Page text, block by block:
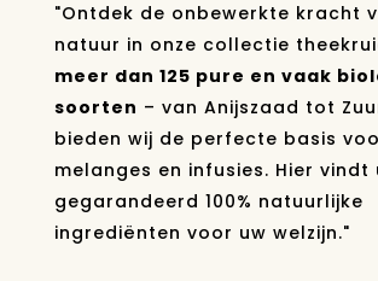
"Ontdek de onbewerkte kracht
natuur in onze collectie
meer dan 125 pure en vaak
soorten – van Anijszaad tot
bieden wij de perfecte basis
melanges en infusies. Hier vindt
gegarandeerd 100% natuurlijke
ingrediënten voor uw welzijn."